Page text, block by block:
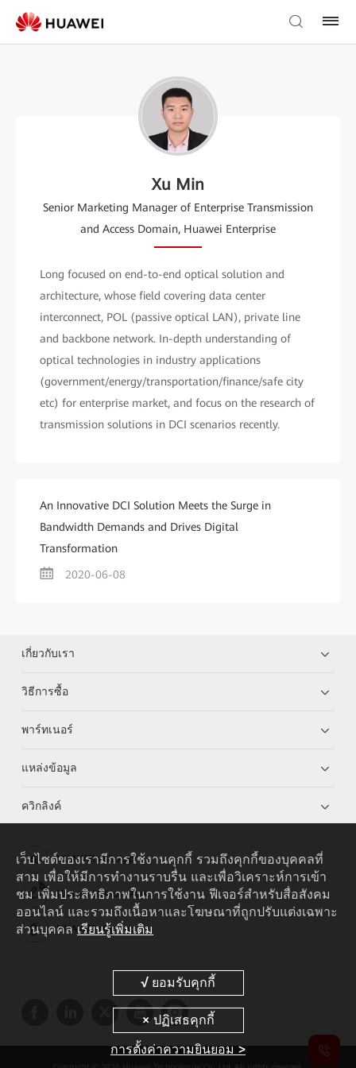
Xu Min
Senior Marketing Manager of Enterprise Transmission
and Access Domain, Huawei Enterprise
Long focused on end-to-end optical solution and
architecture, whose field covering data center
interconnect, POL (passive optical LAN), private line
and backbone network. In-depth understanding of
optical technologies in industry applications
(government/energy/transportation/finance/safe city
etc) for enterprise market, and focus on the research of
transmission solutions in DCI scenarios recently.
An Innovative DCI Solution Meets the Surge in
Bandwidth Demands and Drives Digital
Transformation
2020-06-08
เกี่ยวกับเรา
วิธีการซื้อ
พาร์ทเนอร์
แหล่งข้อมูล
ควิกลิงค์
HUAWEI eKit App
Huawei HiKnow App
HUAWEI eFly App
เว็บไซต์ของเรามีการใช้งานคุกกี้ รวมถึงคุกกี้ของบุคคลที่
สาม เพื่อให้มีการทำงานราบรื่น และเพื่อวิเคราะห์การเข้า
ชม เพิ่มประสิทธิภาพในการใช้งาน ฟีเจอร์สำหรับสื่อสังคม
ออนไลน์ และรวมถึงเนื้อหาและโฆษณาที่ถูกปรับแต่งเฉพาะ
ส่วนบุคคล เรียนรู้เพิ่มเติม
การตั้งค่าความยินยอม >